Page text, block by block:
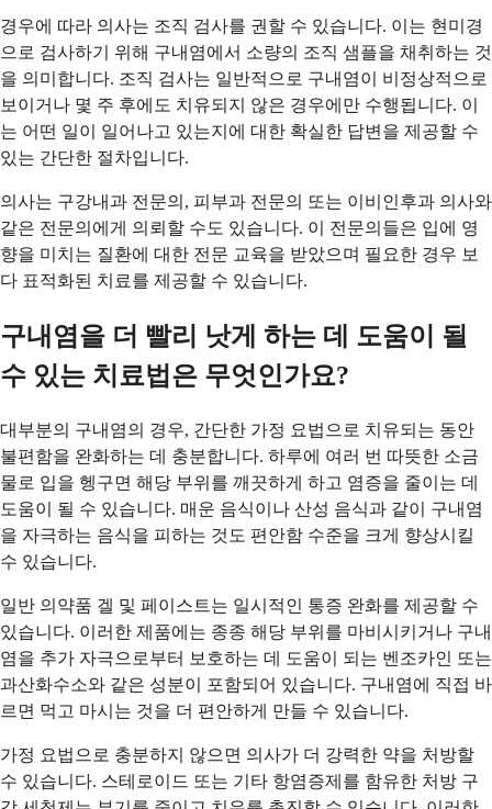
경우에 따라 의사는 조직 검사를 권할 수 있습니다. 이는 현미경
으로 검사하기 위해 구내염에서 소량의 조직 샘플을 채취하는 것
을 의미합니다. 조직 검사는 일반적으로 구내염이 비정상적으로
보이거나 몇 주 후에도 치유되지 않은 경우에만 수행됩니다. 이
는 어떤 일이 일어나고 있는지에 대한 확실한 답변을 제공할 수
있는 간단한 절차입니다.
의사는 구강내과 전문의, 피부과 전문의 또는 이비인후과 의사와
같은 전문의에게 의뢰할 수도 있습니다. 이 전문의들은 입에 영
향을 미치는 질환에 대한 전문 교육을 받았으며 필요한 경우 보
다 표적화된 치료를 제공할 수 있습니다.
구내염을 더 빨리 낫게 하는 데 도움이 될
수 있는 치료법은 무엇인가요?
대부분의 구내염의 경우, 간단한 가정 요법으로 치유되는 동안
불편함을 완화하는 데 충분합니다. 하루에 여러 번 따뜻한 소금
물로 입을 헹구면 해당 부위를 깨끗하게 하고 염증을 줄이는 데
도움이 될 수 있습니다. 매운 음식이나 산성 음식과 같이 구내염
을 자극하는 음식을 피하는 것도 편안함 수준을 크게 향상시킬
수 있습니다.
일반 의약품 겔 및 페이스트는 일시적인 통증 완화를 제공할 수
있습니다. 이러한 제품에는 종종 해당 부위를 마비시키거나 구내
염을 추가 자극으로부터 보호하는 데 도움이 되는 벤조카인 또는
과산화수소와 같은 성분이 포함되어 있습니다. 구내염에 직접 바
르면 먹고 마시는 것을 더 편안하게 만들 수 있습니다.
가정 요법으로 충분하지 않으면 의사가 더 강력한 약을 처방할
수 있습니다. 스테로이드 또는 기타 항염증제를 함유한 처방 구